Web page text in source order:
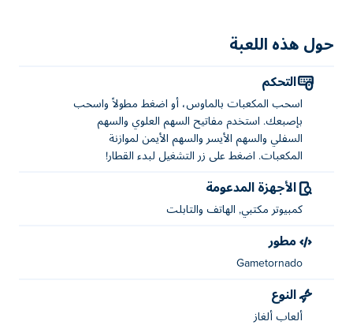
حول هذه اللعبة
التحكم
اسحب المكعبات بالماوس، أو اضغط مطولاً واسحب
بإصبعك. استخدم مفاتيح السهم العلوي والسهم
السفلي والسهم الأيسر والسهم الأيمن لموازنة
المكعبات. اضغط على زر التشغيل لبدء القطار!
الأجهزة المدعومة
كمبيوتر مكتبي, الهاتف والتابلت
مطور
Gametornado
النوع
ألعاب ألغاز